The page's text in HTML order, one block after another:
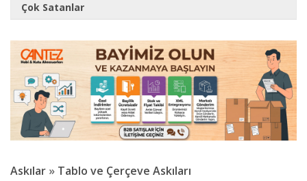
cantez
Stok Durumu
stokta var
stokta yok
Çok Satanlar
Sandık, Ayak, Askı, Mobilya Aksesuarı Mini Vida
0.22 TL
Klips Vidası 2,3x6 mm YHB, İthal - Konik Başlı
Kutu Ayak, Askı, Mobilya Aksesuarı Mini Vida
Askılar » Tablo ve Çerçeve Askıları